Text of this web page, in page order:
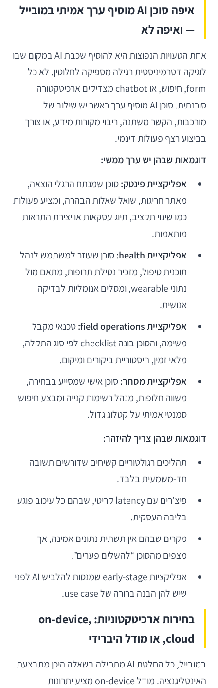
איפה סוכן AI מוסיף ערך אמיתי במובייל
— ואיפה לא
אחת הטעויות הנפוצות היא להוסיף שכבת AI במקום שבו
לוגיקה דטרמיניסטית רגילה מספיקה לחלוטין. לא כל
form, חיפוש, או chatbot מצדיקים ארכיטקטורה
סוכנתית. סוכן AI מוסיף ערך כאשר יש שילוב של
מורכבות, הקשר משתנה, ריבוי מקורות מידע, או צורך
בביצוע רצף פעולות דינמי.
דוגמאות שבהן יש ערך ממשי:
אפליקציית פינטק:סוכן שמנתח הרגלי הוצאה,
מאתר חריגות, שואל שאלות הבהרה, ומציע פעולות
כמו שינוי תקציב, תיוג עסקאות או יצירת התראות
מותאמות.
אפליקציית health:
סוכן שעוזר למשתמש לנהל
תוכנית טיפול, מזכיר נטילת תרופות, מתאם מול
נתוני wearable, ומסלים אנומליות לבדיקה
אנושית.
אפליקציית field operations:
טכנאי מקבל
משימה, והסוכן בונה checklist לפי סוג התקלה,
מלאי זמין, היסטוריית ביקורים ומיקום.
אפליקציית מסחר:סוכן אישי שמסייע בבחירה,
משווה חלופות, מנהל רשימות קנייה ומבצע חיפוש
סמנטי אמיתי על קטלוג גדול.
דוגמאות שבהן צריך להיזהר:
תהליכים רגולטוריים קשיחים שדורשים תשובה
חד-משמעית בלבד.
פיצ’רים עם latency קריטי, שבהם כל עיכוב פוגע
בליבה העסקית.
מקרים שבהם אין תשתית נתונים אמינה, אך
מצפים מהסוכן “להשלים פערים”.
אפליקציות early-stage שמנסות להלביש AI לפני
שיש להן הבנה ברורה של use case.
בחירות ארכיטקטוניות: on-device,
cloud, או מודל היברידי
במובייל, כל החלטת AI מתחילה בשאלה היכן מתבצעת
האינטליגנציה. מודל on-device מציע יתרונות